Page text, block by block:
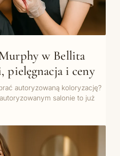
w Bellita
pielęgnacja i ceny
autoryzowaną koloryzację?
salonie to już